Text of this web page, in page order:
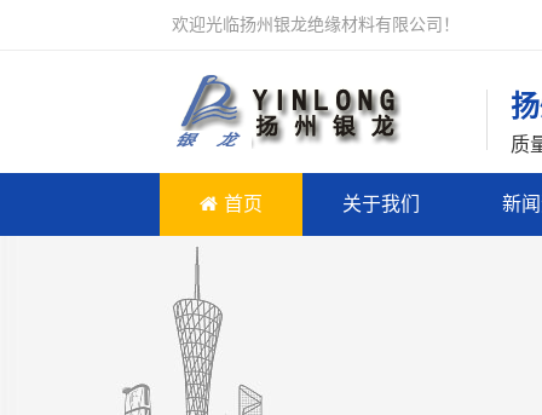
欢迎光临扬州银龙绝缘材料有限公司！
质
首页 关于我们 新